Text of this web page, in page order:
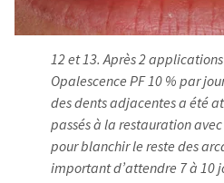
12 et 13. Après 2
Opalescence PF 10 % par
des dents adjacentes a été
passés à la restauration
pour blanchir le reste des
important d’attendre 7 à 10